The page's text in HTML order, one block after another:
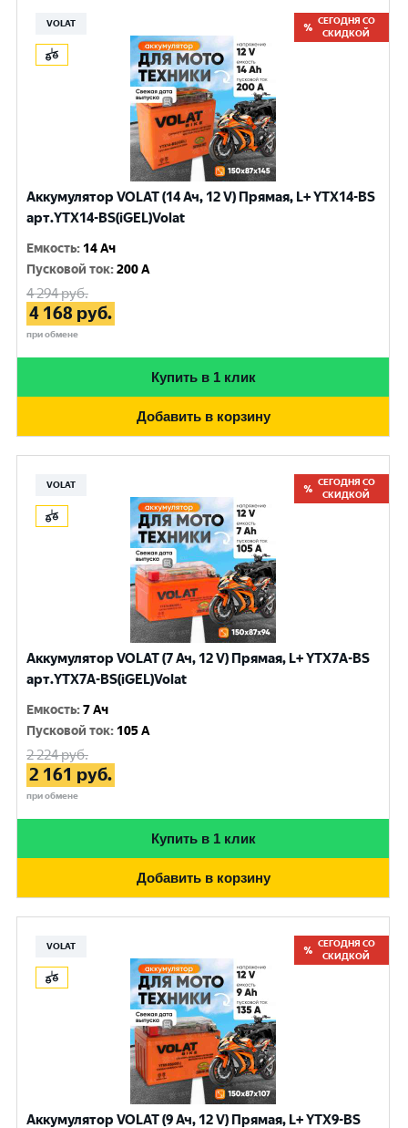
VOLAT
СЕГОДНЯ СО
СКИДКОЙ
Аккумулятор VOLAT (14 Ач, 12 V) Прямая, L+ YTX14-BS
арт.YTX14-BS(iGEL)Volat
Емкость: 14 Ач
Пусковой ток:200 A
4 294руб.
4 168 руб.
при обмене
Купить в 1 клик
Добавить в корзину
VOLAT
СЕГОДНЯ СО
СКИДКОЙ
Аккумулятор VOLAT (7 Ач, 12 V) Прямая, L+ YTX7A-BS
арт.YTX7A-BS(iGEL)Volat
Емкость:7 Ач
Пусковой ток: 105 A
2 224руб.
2 161 руб.
при обмене
Купить в 1 клик
Добавить в корзину
VOLAT
СЕГОДНЯ СО
СКИДКОЙ
Аккумулятор VOLAT (9 Ач, 12 V) Прямая, L+ YTX9-BS